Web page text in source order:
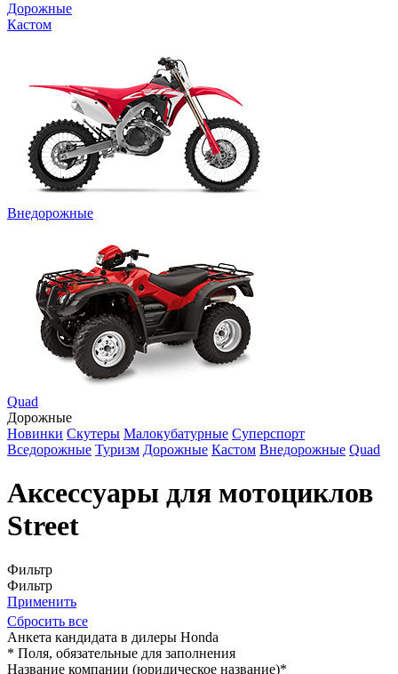
Дорожные
Кастом
Внедорожные
Quad
Дорожные
Новинки Скутеры Малокубатурные Суперспорт
Вседорожные Туризм Дорожные Кастом Внедорожные Quad
Аксессуары для мотоциклов
Street
Фильтр
Фильтр
Применить
Сбросить все
Анкета кандидата в дилеры Honda
* Поля, обязательные для заполнения
Название компании (юридическое название)*